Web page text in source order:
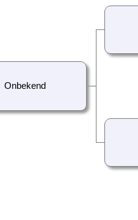
Onbekend